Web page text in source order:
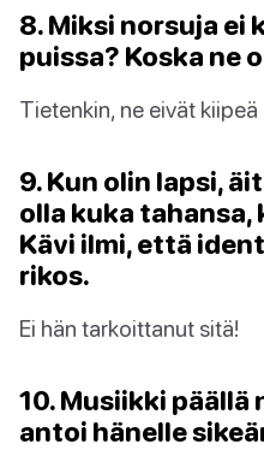
8. Miksi norsuja ei
puissa? Koska ne
Tietenkin, ne eivät
9. Kun olin lapsi,
olla kuka tahansa,
Kävi ilmi, että
rikos.
Ei hän tarkoittanut sitä!
10. Musiikki päällä
antoi hänelle